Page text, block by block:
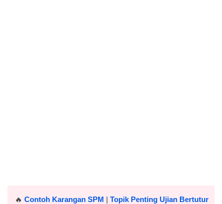
🔥 Contoh Karangan SPM | Topik Penting Ujian Bertutur